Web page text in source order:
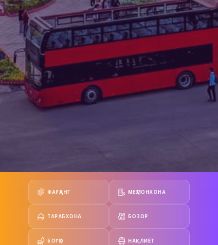
ФАРҲАНГ МЕҲМОНХОНА
ТАРАБХОНА БОЗОР
БОҒҲО НАҚЛИЁТ